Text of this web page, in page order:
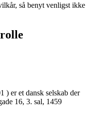
så benyt venligst ikke
) er et dansk selskab der
16, 3. sal, 1459